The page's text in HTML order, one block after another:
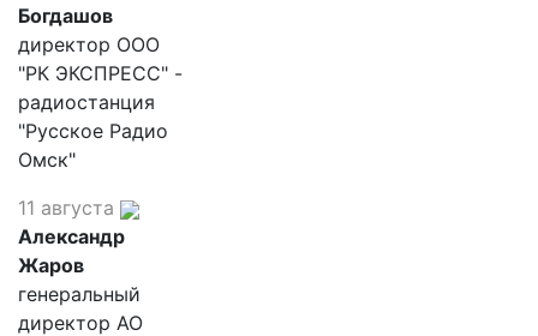
Богдашов
директор ООО
"РК ЭКСПРЕСС" -
радиостанция
"Русское Радио
Омск"
11 августа
Александр
Жаров
генеральный
директор АО